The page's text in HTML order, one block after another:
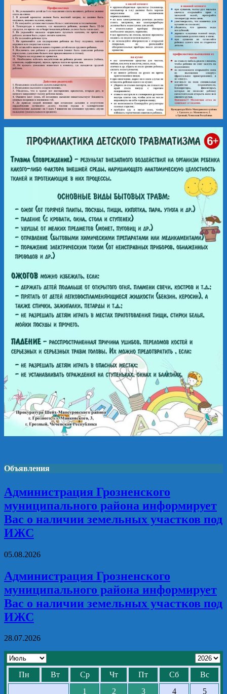
Объявления
Администрация Грозненского
муниципального района информирует
Вас о наличии земельных участков под
ИЖС
05.08.2026
Администрация Грозненского
муниципального района информирует
Вас о наличии земельных участков под
ИЖС
28.07.2026
Пн Вт Ср Чт Пт Сб
Вс
1
2 3 4 5